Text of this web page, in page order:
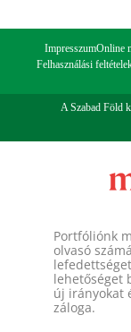
ImpresszumOnline
Felhasználási
A Szabad Föld
Portfóliónk
olvasó
lehetőséget
új irányokat
záloga.